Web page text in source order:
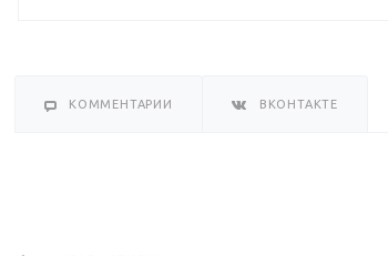
КОММЕНТАРИИ ВКОНТАКТЕ